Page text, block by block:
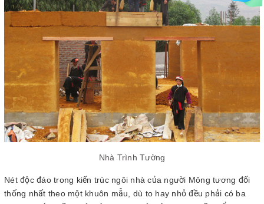
Nhà Trình Tường
Nét độc đáo trong kiến trúc ngôi nhà của người Mông tương đối
thống nhất theo một khuôn mẫu, dù to hay nhỏ đều phải có ba